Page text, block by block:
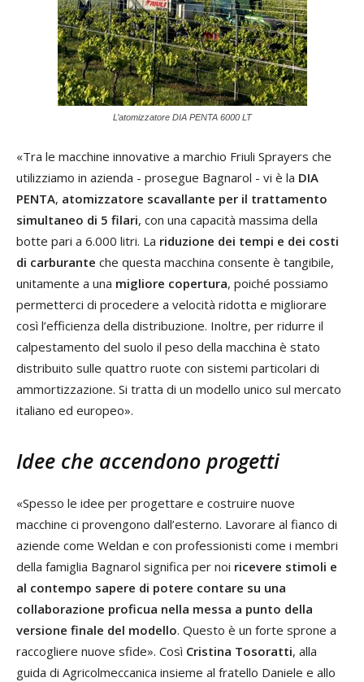
L’atomizzatore DIA PENTA 6000 LT
«Tra le macchine innovative a marchio Friuli Sprayers che
utilizziamo in azienda - prosegue Bagnarol - vi è la DIA
PENTA, atomizzatore scavallante per il trattamento
simultaneo di 5 filari, con una capacità massima della
botte pari a 6.000 litri. La riduzione dei tempi e dei costi
di carburante che questa macchina consente è tangibile,
unitamente a una migliore copertura, poiché possiamo
permetterci di procedere a velocità ridotta e migliorare
così l’efficienza della distribuzione. Inoltre, per ridurre il
calpestamento del suolo il peso della macchina è stato
distribuito sulle quattro ruote con sistemi particolari di
ammortizzazione. Si tratta di un modello unico sul mercato
italiano ed europeo».
Idee che accendono progetti
«Spesso le idee per progettare e costruire nuove
macchine ci provengono dall’esterno. Lavorare al fianco di
aziende come Weldan e con professionisti come i membri
della famiglia Bagnarol significa per noi ricevere stimoli e
al contempo sapere di potere contare su una
collaborazione proficua nella messa a punto della
versione finale del modello. Questo è un forte sprone a
raccogliere nuove sfide». Così Cristina Tosoratti, alla
guida di Agricolmeccanica insieme al fratello Daniele e allo